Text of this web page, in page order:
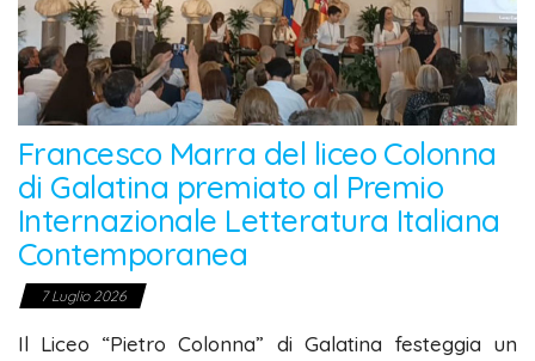
Francesco Marra del liceo Colonna
di Galatina premiato al Premio
Internazionale Letteratura Italiana
Contemporanea
7 Luglio 2026
Il Liceo “Pietro Colonna” di Galatina festeggia un